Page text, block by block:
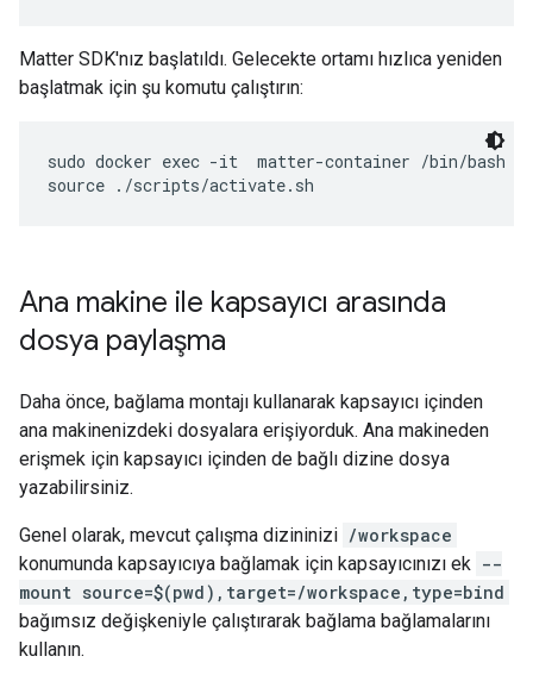
Matter SDK'nız başlatıldı. Gelecekte ortamı hızlıca yeniden
başlatmak için şu komutu çalıştırın:
sudo docker exec -it  matter-container /bin/bash
Ana makine ile kapsayıcı arasında
dosya paylaşma
Daha önce, bağlama montajı kullanarak kapsayıcı içinden
ana makinenizdeki dosyalara erişiyorduk. Ana makineden
erişmek için kapsayıcı içinden de bağlı dizine dosya
yazabilirsiniz.
Genel olarak, mevcut çalışma dizininizi /workspace
konumunda kapsayıcıya bağlamak için kapsayıcınızı ek --
mount source=$(pwd),target=/workspace,type=bind
bağımsız değişkeniyle çalıştırarak bağlama bağlamalarını
kullanın.